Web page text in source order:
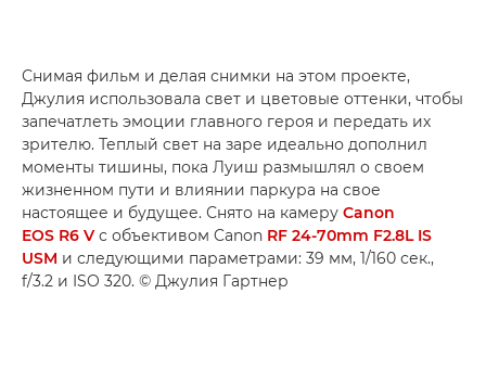
Снимая фильм и делая снимки на этом проекте,
Джулия использовала свет и цветовые оттенки, чтобы
запечатлеть эмоции главного героя и передать их
зрителю. Теплый свет на заре идеально дополнил
моменты тишины, пока Луиш размышлял о своем
жизненном пути и влиянии паркура на свое
настоящее и будущее. Снято на камеру Canon
EOS R6 V с объективом Canon RF 24-70mm F2.8L IS
USM и следующими параметрами: 39 мм, 1/160 сек.,
f/3.2 и ISO 320. © Джулия Гартнер